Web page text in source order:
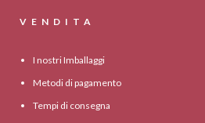
VENDITA
I nostri Imballaggi
Metodi di pagamento
Tempi di consegna